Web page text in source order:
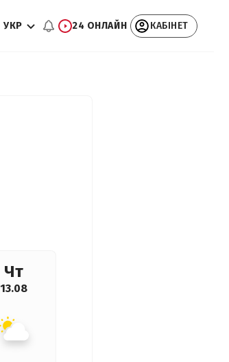
УКР 24 ОНЛАЙН КАБІНЕТ
Чт
13.08